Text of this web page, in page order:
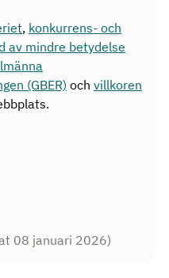
, konkurrens- och
av mindre betydelse
(GBER) och villkoren
08 januari 2026)